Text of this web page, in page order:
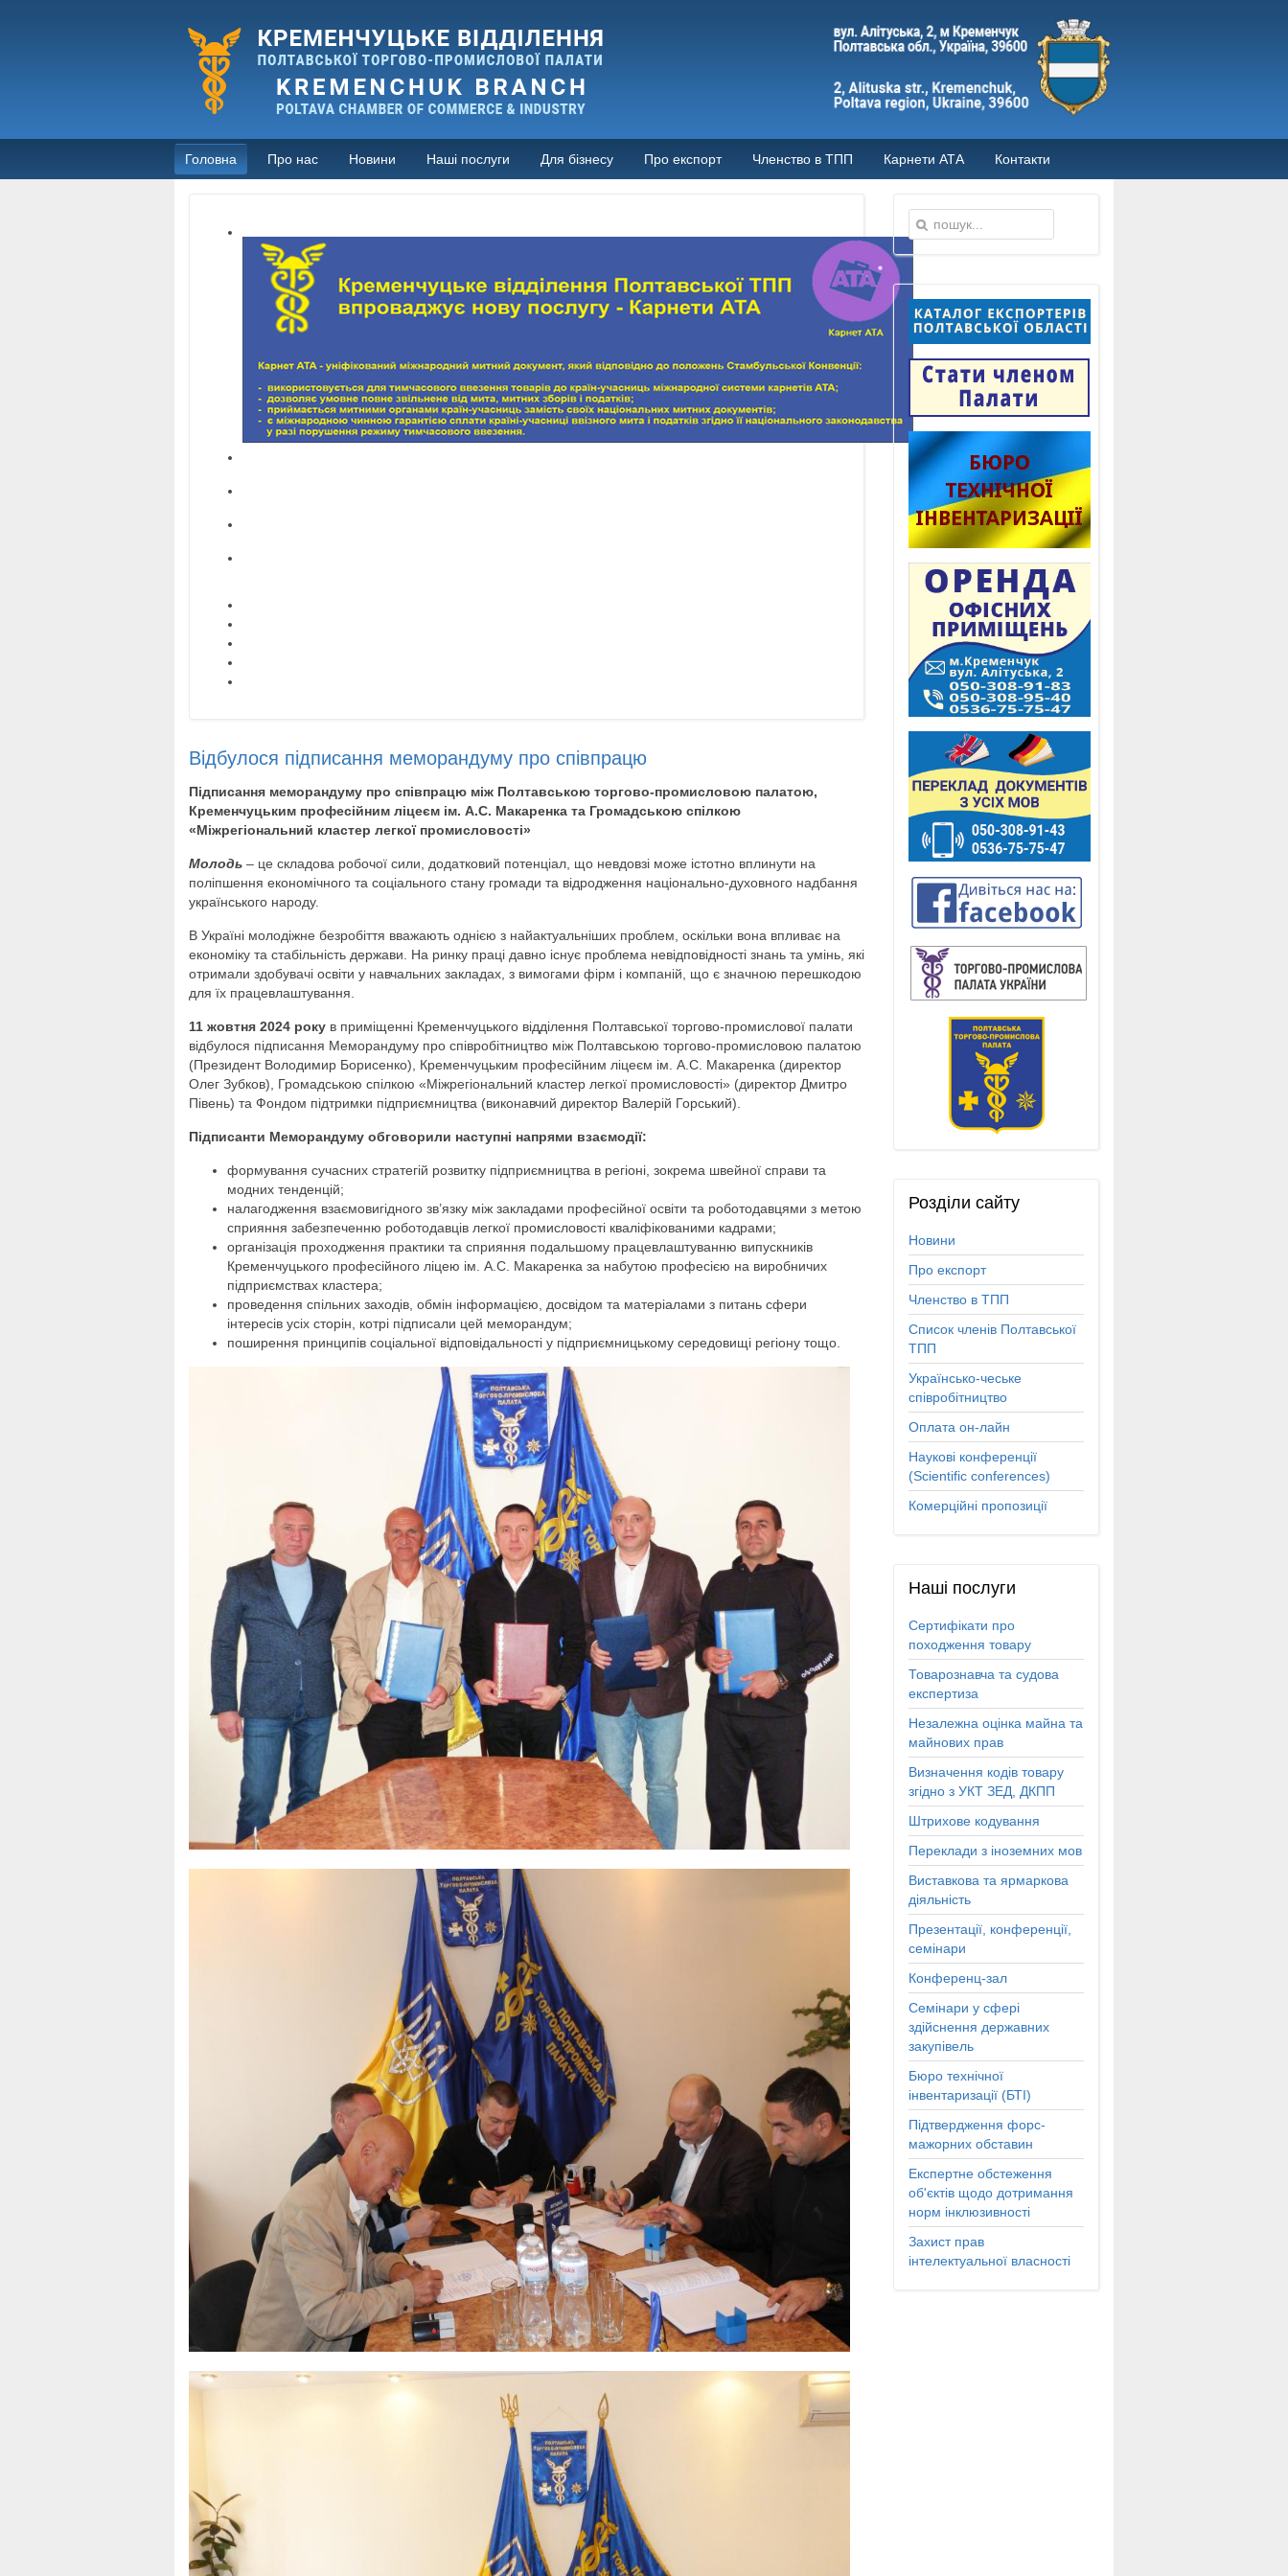
Головна Про нас Новини Наші послуги Для бізнесу Про експорт Членство в ТПП Карнети АТА Контакти
Відбулося підписання меморандуму про співпрацю
Підписання меморандуму про співпрацю між Полтавською торгово-промисловою палатою,
Кременчуцьким професійним ліцеєм ім. А.С. Макаренка та Громадською спілкою
«Міжрегіональний кластер легкої промисловості»
Молодь – це складова робочої сили, додатковий потенціал, що невдовзі може істотно вплинути на
поліпшення економічного та соціального стану громади та відродження національно-духовного надбання
українського народу.
В Україні молодіжне безробіття вважають однією з найактуальніших проблем, оскільки вона впливає на
економіку та стабільність держави. На ринку праці давно існує проблема невідповідності знань та умінь, які
отримали здобувачі освіти у навчальних закладах, з вимогами фірм і компаній, що є значною перешкодою
для їх працевлаштування.
11 жовтня 2024 року в приміщенні Кременчуцького відділення Полтавської торгово-промислової палати
відбулося підписання Меморандуму про співробітництво між Полтавською торгово-промисловою палатою
(Президент Володимир Борисенко), Кременчуцьким професійним ліцеєм ім. А.С. Макаренка (директор
Олег Зубков), Громадською спілкою «Міжрегіональний кластер легкої промисловості» (директор Дмитро
Півень) та Фондом підтримки підприємництва (виконавчий директор Валерій Горський).
Підписанти Меморандуму обговорили наступні напрями взаємодії:
формування сучасних стратегій розвитку підприємництва в регіоні, зокрема швейної справи та
модних тенденцій;
налагодження взаємовигідного зв’язку між закладами професійної освіти та роботодавцями з метою
сприяння забезпеченню роботодавців легкої промисловості кваліфікованими кадрами;
організація проходження практики та сприяння подальшому працевлаштуванню випускників
Кременчуцького професійного ліцею ім. А.С. Макаренка за набутою професією на виробничих
підприємствах кластера;
проведення спільних заходів, обмін інформацією, досвідом та матеріалами з питань сфери
інтересів усіх сторін, котрі підписали цей меморандум;
поширення принципів соціальної відповідальності у підприємницькому середовищі регіону тощо.
Розділи сайту
Новини
Про експорт
Членство в ТПП
Список членів Полтавської
ТПП
Українсько-чеське
співробітництво
Оплата он-лайн
Наукові конференції
(Scientific conferences)
Комерційні пропозиції
Наші послуги
Сертифікати про
походження товару
Товарознавча та судова
експертиза
Незалежна оцінка майна та
майнових прав
Визначення кодів товару
згідно з УКТ ЗЕД, ДКПП
Штрихове кодування
Переклади з іноземних мов
Виставкова та ярмаркова
діяльність
Презентації, конференції,
семінари
Конференц-зал
Семінари у сфері
здійснення державних
закупівель
Бюро технічної
інвентаризації (БТІ)
Підтвердження форс-
мажорних обставин
Експертне обстеження
об'єктів щодо дотримання
норм інклюзивності
Захист прав
інтелектуальної власності